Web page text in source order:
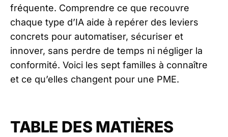
fréquente. Comprendre ce que recouvre
chaque type d’IA aide à repérer des leviers
concrets pour automatiser, sécuriser et
innover, sans perdre de temps ni négliger la
conformité. Voici les sept familles à connaître
et ce qu’elles changent pour une PME.
TABLE DES MATIÈRES